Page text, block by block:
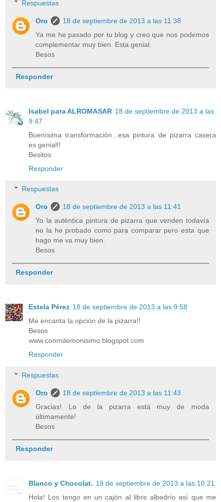
Respuestas
Oro
18 de septiembre de 2013 a las 11:38
Ya me he pasado por tu blog y creo que nos podemos
complementar muy bien. Esta genial.
Besos
Responder
Isabel para ALROMASAR 18 de septiembre de 2013 a las
9:47
Buenísima transformación...esa pintura de pizarra casera
es genial!!
Besitos
Responder
Respuestas
Oro
18 de septiembre de 2013 a las 11:41
Yo la auténtica pintura de pizarra que venden todavía
no la he probado como para comparar pero esta que
hago me va muy bien.
Besos
Responder
Estela Pérez 18 de septiembre de 2013 a las 9:58
Me encanta la opción de la pizarra!!
Besos
www.conmdemonisimo.blogspot.com
Responder
Respuestas
Oro
18 de septiembre de 2013 a las 11:43
Gracias! Lo de la pizarra está muy de moda
últimamente!
Besos
Responder
Blanco y Chocolat. 18 de septiembre de 2013 a las 10:21
Hola! Los tengo en un cajón al libre albedrío así que me